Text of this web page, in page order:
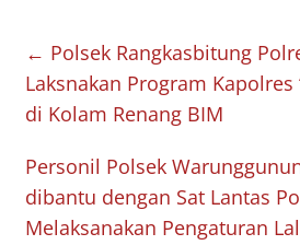
← Polsek Rangkasbitung
Laksnakan Program Kapolres
di Kolam Renang BIM
Personil Polsek
dibantu dengan Sat Lantas
Melaksanakan Pengaturan